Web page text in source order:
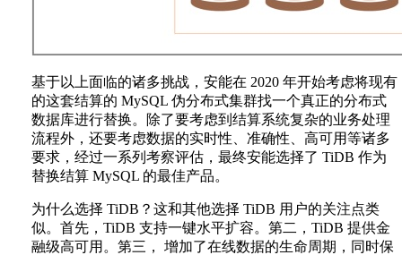
基于以上面临的诸多挑战，安能在 2020 年开始考虑将现有
的这套结算的 MySQL 伪分布式集群找一个真正的分布式
数据库进行替换。除了要考虑到结算系统复杂的业务处理
流程外，还要考虑数据的实时性、准确性、高可用等诸多
要求，经过一系列考察评估，最终安能选择了 TiDB 作为
替换结算 MySQL 的最佳产品。
为什么选择 TiDB？这和其他选择 TiDB 用户的关注点类
似。首先，TiDB 支持一键水平扩容。第二，TiDB 提供金
融级高可用。第三， 增加了在线数据的生命周期，同时保